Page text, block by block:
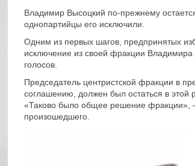
Владимир Высоцкий по-прежнему
однопартийцы его исключили.
Одним из первых шагов, предпринятых
исключение из своей фракции Владимира
голосов.
Председатель центристской фракции в
соглашению, должен был остаться в этой
«Таково было общее решение фракции», —
произошедшего.